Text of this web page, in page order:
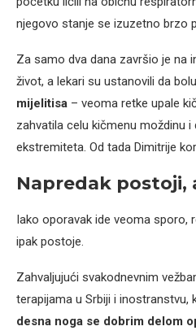
njegovo stanje se izuzetno brzo
Za samo dva dana završio je na
život, a lekari su ustanovili da
mijelitisa – veoma retke upale
zahvatila celu kičmenu moždinu
ekstremiteta. Od tada Dimitrije
Napredak postoji,
Iako oporavak ide veoma sporo,
ipak postoje.
Zahvaljujući svakodnevnim
terapijama u Srbiji i inostranstvu,
desna noga se dobrim delom